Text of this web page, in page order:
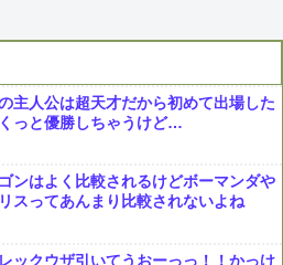
主人公は超天才だから初めて出場した
っと優勝しちゃうけど…
ンはよく比較されるけどボーマンダや
スってあんまり比較されないよね
ックウザ引いてうおーっっ！！かっけ